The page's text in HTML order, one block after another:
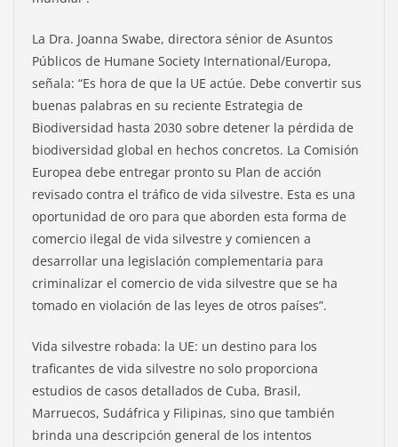
La Dra. Joanna Swabe, directora sénior de Asuntos
Públicos de Humane Society International/Europa,
señala: “Es hora de que la UE actúe. Debe convertir sus
buenas palabras en su reciente Estrategia de
Biodiversidad hasta 2030 sobre detener la pérdida de
biodiversidad global en hechos concretos. La Comisión
Europea debe entregar pronto su Plan de acción
revisado contra el tráfico de vida silvestre. Esta es una
oportunidad de oro para que aborden esta forma de
comercio ilegal de vida silvestre y comiencen a
desarrollar una legislación complementaria para
criminalizar el comercio de vida silvestre que se ha
tomado en violación de las leyes de otros países”.
Vida silvestre robada: la UE: un destino para los
traficantes de vida silvestre no solo proporciona
estudios de casos detallados de Cuba, Brasil,
Marruecos, Sudáfrica y Filipinas, sino que también
brinda una descripción general de los intentos